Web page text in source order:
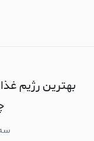
بهترین رژیم